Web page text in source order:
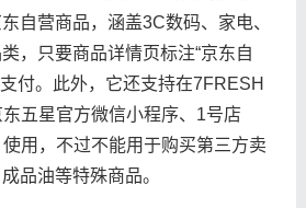
自营商品，涵盖3C数码、家电、
，只要商品详情页标注“京东自
付。此外，它还支持在7FRESH
五星官方微信小程序、1号店
用，不过不能用于购买第三方卖
品油等特殊商品。